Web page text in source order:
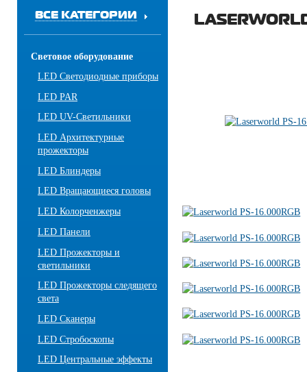
ВСЕ КАТЕГОРИИ
Световое оборудование
LED Светодиодные приборы
LED PAR
LED UV-Светильники
LED Архитектурные
прожекторы
LED Блиндеры
LED Вращающиеся головы
LED Колорченжеры
LED Панели
LED Прожекторы и
светильники
LED Прожекторы следящего
света
LED Сканеры
LED Стробоскопы
LED Центральные эффекты